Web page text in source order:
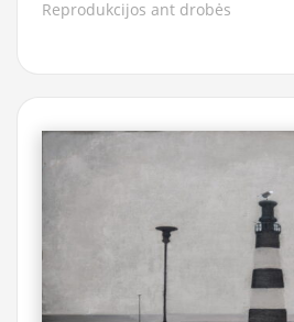
Reprodukcijos ant drobės